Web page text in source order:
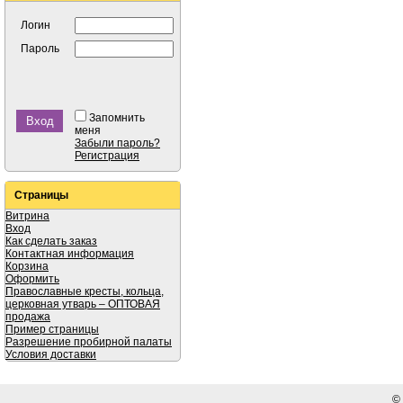
Логин
Пароль
Запомнить
меня
Забыли пароль?
Регистрация
Страницы
Витрина
Вход
Как сделать заказ
Контактная информация
Корзина
Оформить
Православные кресты, кольца,
церковная утварь – ОПТОВАЯ
продажа
Пример страницы
Разрешение пробирной палаты
Условия доставки
©